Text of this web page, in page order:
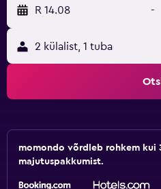
R 14.08 -
2 külalist, 1 tuba
momondo võrdleb rohkem kui
majutuspakkumist.